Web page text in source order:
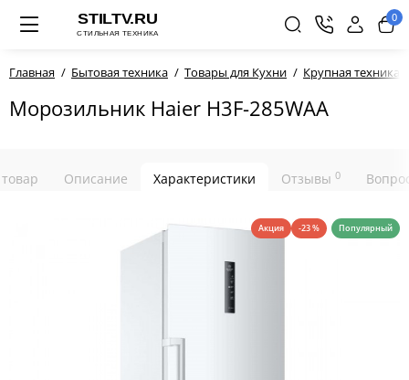
0
Главная Бытовая техника Товары для Кухни Крупная техника
Морозильник Haier H3F-285WAA
Описание Характеристики Отзывы 0
Акция -23 % Популярный